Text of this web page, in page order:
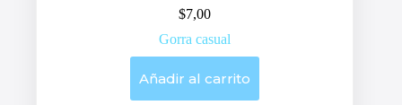
$7,00
Gorra casual
Añadir al carrito